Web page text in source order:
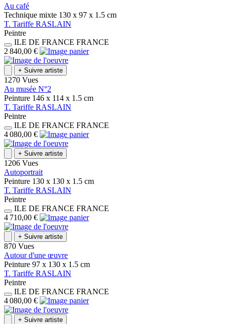
Au café
Technique mixte 130 x 97 x 1.5 cm
T. Tariffe RASLAIN
Peintre
ILE DE FRANCE FRANCE
2 840,00 €
+ Suivre artiste
1270 Vues
Au musée N°2
Peinture 146 x 114 x 1.5 cm
T. Tariffe RASLAIN
Peintre
ILE DE FRANCE FRANCE
4 080,00 €
+ Suivre artiste
1206 Vues
Autoportrait
Peinture 130 x 130 x 1.5 cm
T. Tariffe RASLAIN
Peintre
ILE DE FRANCE FRANCE
4 710,00 €
+ Suivre artiste
870 Vues
Autour d'une œuvre
Peinture 97 x 130 x 1.5 cm
T. Tariffe RASLAIN
Peintre
ILE DE FRANCE FRANCE
4 080,00 €
+ Suivre artiste